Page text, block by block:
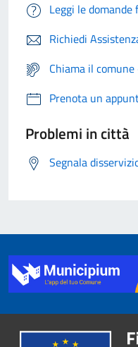
Leggi le
Richiedi
Chiama il
Prenota un
Problemi in città
Segnala